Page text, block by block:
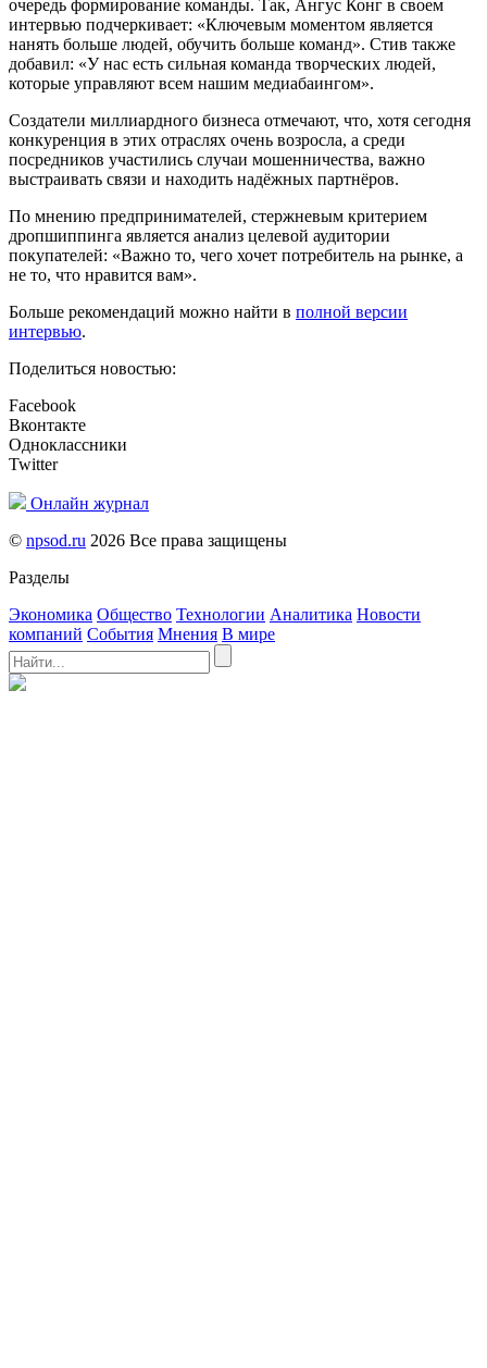
очередь формирование команды. Так, Ангус Конг в своем
интервью подчеркивает: «Ключевым моментом является
нанять больше людей, обучить больше команд». Стив также
добавил: «У нас есть сильная команда творческих людей,
которые управляют всем нашим медиабаингом».
Создатели миллиардного бизнеса отмечают, что, хотя сегодня
конкуренция в этих отраслях очень возросла, а среди
посредников участились случаи мошенничества, важно
выстраивать связи и находить надёжных партнёров.
По мнению предпринимателей, стержневым критерием
дропшиппинга является анализ целевой аудитории
покупателей: «Важно то, чего хочет потребитель на рынке, а
не то, что нравится вам».
Больше рекомендаций можно найти в полной версии
интервью.
Поделиться новостью:
Facebook
Вконтакте
Одноклассники
Twitter
Онлайн журнал
© npsod.ru 2026 Все права защищены
Разделы
Экономика Общество Технологии Аналитика Новости
компаний События Мнения В мире